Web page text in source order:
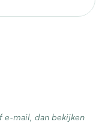
e-mail, dan bekijken